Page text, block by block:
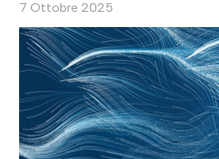
7 Ottobre 2025